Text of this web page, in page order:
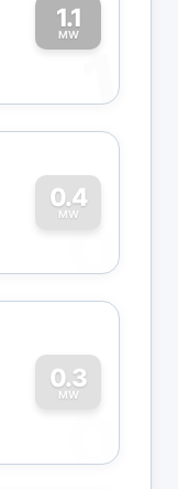
1.1
MW
1
0.4
MW
0
0.3
MW
0